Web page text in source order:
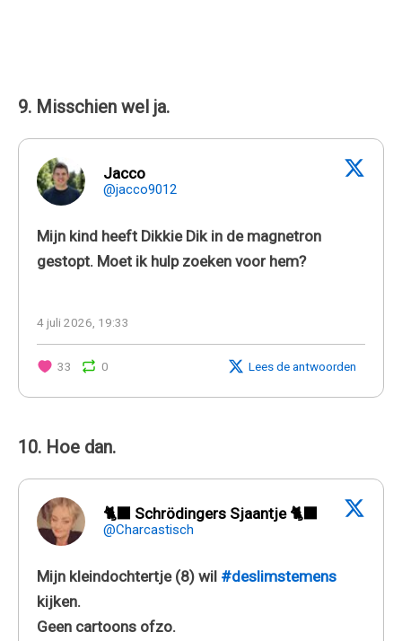
9. Misschien wel ja.
Jacco
@jacco9012
Mijn kind heeft Dikkie Dik in de magnetron
gestopt. Moet ik hulp zoeken voor hem?
4 juli 2026, 19:33
33 0 Lees de antwoorden
10. Hoe dan.
🐈‍⬛ Schrödingers Sjaantje 🐈‍⬛
@Charcastisch
Mijn kleindochtertje (8) wil #deslimstemens
kijken.
Geen cartoons ofzo.